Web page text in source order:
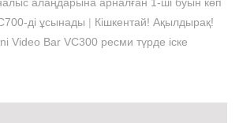
ді ұсынады | Кішкентай! Ақылдырақ!
Video Bar VC300 ресми түрде іске